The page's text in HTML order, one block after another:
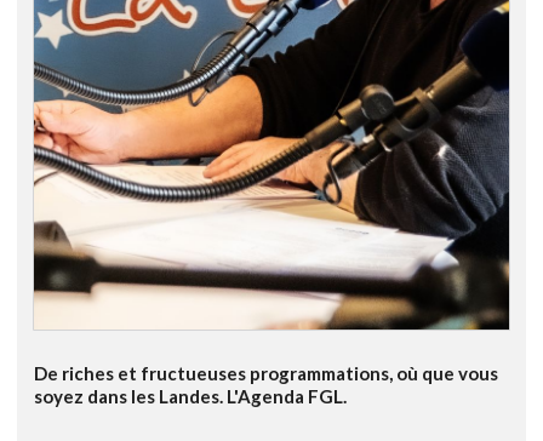
De riches et fructueuses programmations, où que vous
soyez dans les Landes. L'Agenda FGL.